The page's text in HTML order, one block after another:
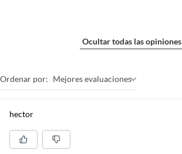
Ocultar todas las opiniones
Ordenar por: Mejores evaluaciones
hector